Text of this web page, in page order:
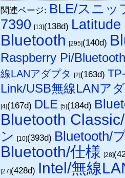
関連ページ: BLE/スニッ
7390 [13](138d) Latitude
Bluetooth [295](140d)
Raspberry Pi/
線LANアダプタ [2](163d)
Link/USB無線LANア
[4](167d) DLE [5](184d)
Bluetooth
ン [10](393d) Bluetooth/
Bluetooth/仕様 [28]
[27](428d) Intel/無線